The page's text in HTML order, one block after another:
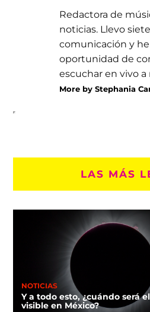
Redactora de
noticias. Llevo
comunicación y
oportunidad de
escuchar en vivo
More by Stephania
LAS MÁS
NOTICIAS
Y a todo esto, ¿cuándo será
visible en México?